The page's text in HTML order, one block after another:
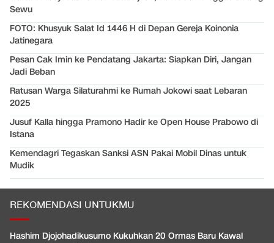
Sewu
FOTO: Khusyuk Salat Id 1446 H di Depan Gereja Koinonia
Jatinegara
Pesan Cak Imin ke Pendatang Jakarta: Siapkan Diri, Jangan
Jadi Beban
Ratusan Warga Silaturahmi ke Rumah Jokowi saat Lebaran
2025
Jusuf Kalla hingga Pramono Hadir ke Open House Prabowo di
Istana
Kemendagri Tegaskan Sanksi ASN Pakai Mobil Dinas untuk
Mudik
REKOMENDASI UNTUKMU
Hashim Djojohadikusumo Kukuhkan 20 Ormas Baru Kawal